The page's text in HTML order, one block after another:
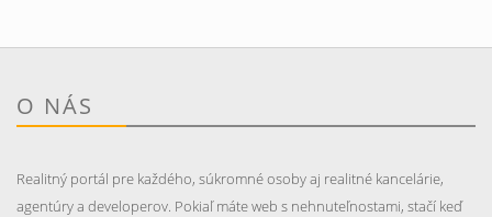
O NÁS
Realitný portál pre každého, súkromné osoby aj realitné kancelárie,
agentúry a developerov. Pokiaľ máte web s nehnuteľnostami, stačí keď